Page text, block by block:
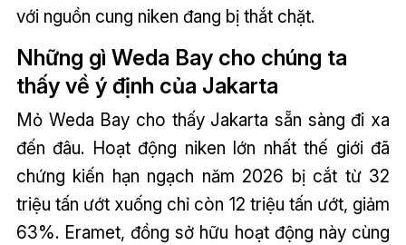
với nguồn cung niken đang bị thắt chặt.
Những gì Weda Bay cho chúng ta
thấy về ý định của Jakarta
Mỏ Weda Bay cho thấy Jakarta sẵn sàng đi xa
đến đâu. Hoạt động niken lớn nhất thế giới đã
chứng kiến hạn ngạch năm 2026 bị cắt từ 32
triệu tấn ướt xuống chỉ còn 12 triệu tấn ướt, giảm
63%. Eramet, đồng sở hữu hoạt động này cùng